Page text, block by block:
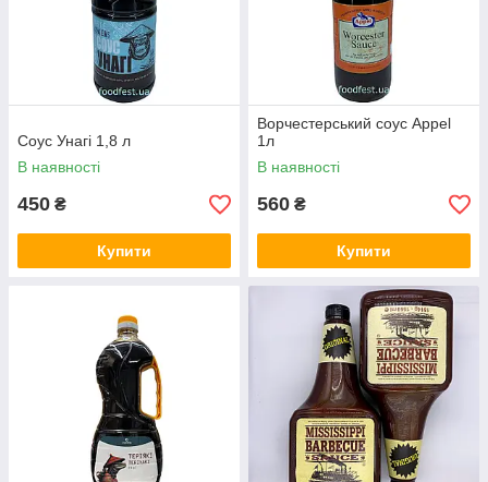
Соус Унагі 1,8 л
В наявності
450 ₴
Купити
Ворчестерський соус Appel
1л
В наявності
560 ₴
Купити